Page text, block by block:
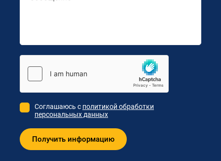
Соглашаюсь с политикой обработки
персональных данных